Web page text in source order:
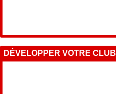
DÉVELOPPER VOTRE CLUB